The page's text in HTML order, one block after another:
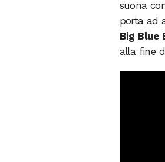
suona
porta ad
Big Blue
alla fine